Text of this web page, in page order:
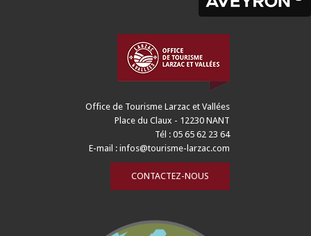
Office de Tourisme Larzac et Vallées
Place du Claux - 12230 NANT
Tél : 05 65 62 23 64
E-mail :infos@tourisme-larzac.com
CONTACTEZ-NOUS